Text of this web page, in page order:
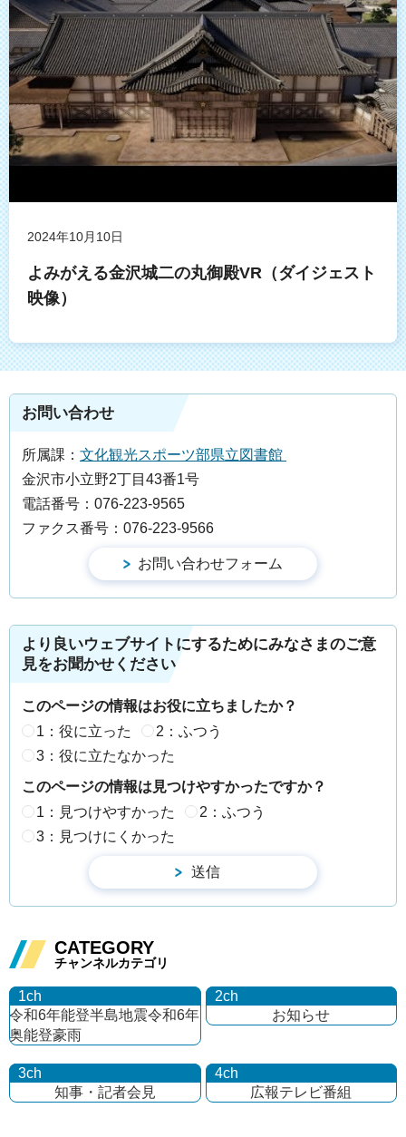
2024年10月10日
よみがえる金沢城二の丸御殿VR（ダイジェスト
映像）
お問い合わせ
所属課： 文化観光スポーツ部県立図書館
金沢市小立野2丁目43番1号
電話番号：076-223-9565
ファクス番号：076-223-9566
より良いウェブサイトにするためにみなさまのご意
見をお聞かせください
このページの情報はお役に立ちましたか？
1：役に立った
2：ふつう
3：役に立たなかった
このページの情報は見つけやすかったですか？
1：見つけやすかった
2：ふつう
3：見つけにくかった
CATEGORY
チャンネルカテゴリ
1ch
令和6年能登半島地震令和6年
奥能登豪雨
2ch
お知らせ
3ch
知事・記者会見
4ch
広報テレビ番組